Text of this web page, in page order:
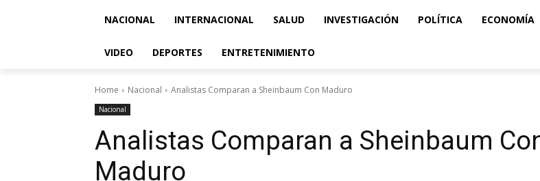
NACIONAL INTERNACIONAL SALUD INVESTIGACIÓN POLÍTICA ECONOMÍA
VIDEO DEPORTES ENTRETENIMIENTO
Home Nacional Analistas Comparan a Sheinbaum Con Maduro
Nacional
Analistas Comparan a Sheinbaum
Maduro